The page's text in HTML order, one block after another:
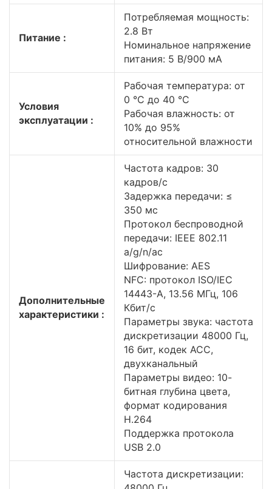
Питание :
Потребляемая мощность:
2.8 Вт
Номинальное напряжение
питания: 5 В/900 мА
Условия
эксплуатации :
Рабочая температура: от
0 °C до 40 °C
Рабочая влажность: от
10% до 95%
относительной влажности
Дополнительные
характеристики :
Частота кадров: 30
кадров/с
Задержка передачи: ≤
350 мс
Протокол беспроводной
передачи: IEEE 802.11
a/g/n/ac
Шифрование: AES
NFC: протокол ISO/IEC
14443-A, 13.56 МГц, 106
Кбит/с
Параметры звука: частота
дискретизации 48000 Гц,
16 бит, кодек ACC,
двухканальный
Параметры видео: 10-
битная глубина цвета,
формат кодирования
H.264
Поддержка протокола
USB 2.0
Частота дискретизации: